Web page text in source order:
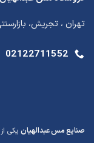
تهران ، تجریش،
02122711552
صنایع مس عبدالهیان یکی